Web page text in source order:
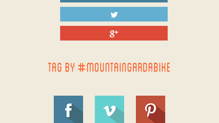
TAG BY #MOUNTAINGARDABIKE